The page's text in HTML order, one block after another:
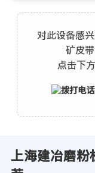
对此设备感
矿皮
点击下
上海建冶磨粉